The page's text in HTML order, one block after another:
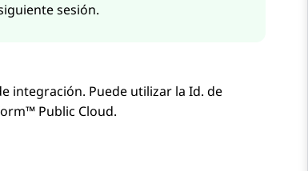
sesión.
integración. Puede utilizar la Id. de
Public Cloud.